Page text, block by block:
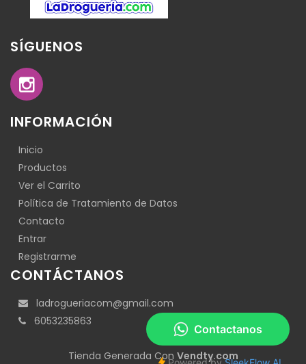
SÍGUENOS
INFORMACIÓN
Inicio
Productos
Ver el Carrito
Política de Tratamiento de Datos
Contacto
Entrar
Registrarme
CONTÁCTANOS
ladrogueriacom@gmail.com
6053235863
Tienda Generada Con Vendty.com